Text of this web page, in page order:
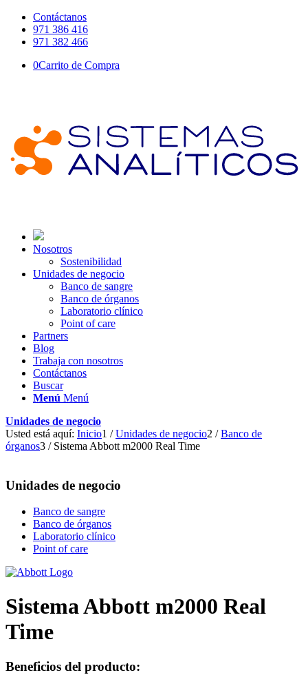
Contáctanos
971 386 416
971 382 466
0Carrito de Compra
Nosotros
Sostenibilidad
Unidades de negocio
Banco de sangre
Banco de órganos
Laboratorio clínico
Point of care
Partners
Blog
Trabaja con nosotros
Contáctanos
Buscar
Menú Menú
Unidades de negocio
Usted está aquí: Inicio1 / Unidades de negocio2 / Banco de
órganos3 / Sistema Abbott m2000 Real Time
Unidades de negocio
Banco de sangre
Banco de órganos
Laboratorio clínico
Point of care
Sistema Abbott m2000 Real
Time
Beneficios del producto: